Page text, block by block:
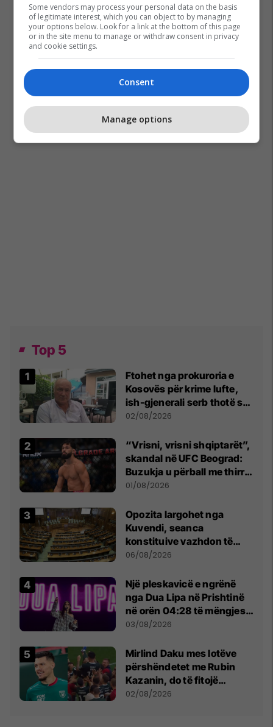
Top 5
Ftohet nga prokuroria e
Kosovës për krime lufte,
ish-gjenerali serb thotë se
dikush e tradhtoi në
02/08/2026
“Vrisni, vrisni shqiptarët”,
skandal në UFC Beograd:
Buzukja u përball me thirrje
anti-shqiptare nga
01/08/2026
Opozita largohet nga
Kuvendi, seanca
konstituive vazhdon të
shtunën në orën 11:00
06/08/2026
Një pleskavicë e ngrënë
nga Dua Lipa në Prishtinë
në orën 04:28 të mëngjesit
- dhe bota digjitale serbe
03/08/2026
Mirlind Daku mes lotëve
përshëndetet me Rubin
Kazanin, do të fitojë
miliona te Spartak Moska
02/08/2026
Some vendors may process your personal data on the basis
of legitimate interest, which you can object to by managing
your options below. Look for a link at the bottom of this page
or in the site menu to manage or withdraw consent in privacy
and cookie settings.
Consent
Manage options